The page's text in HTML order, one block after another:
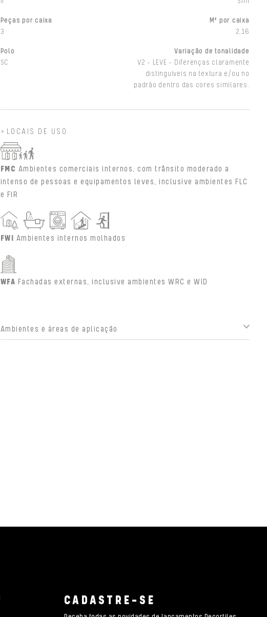
Peças por caixa
3
M² por caixa
2,16
Polo
SC
Variação de tonalidade
V2 - LEVE - Diferenças claramente
distinguíveis na textura e/ou no
padrão dentro das cores similares.
LOCAIS DE USO
FMC Ambientes comerciais internos, com trânsito moderado a
intenso de pessoas e equipamentos leves, inclusive ambientes FLC
e FIR
FWI Ambientes internos molhados
WFA Fachadas externas, inclusive ambientes WRC e WID
Ambientes e áreas de aplicação
CADASTRE-SE